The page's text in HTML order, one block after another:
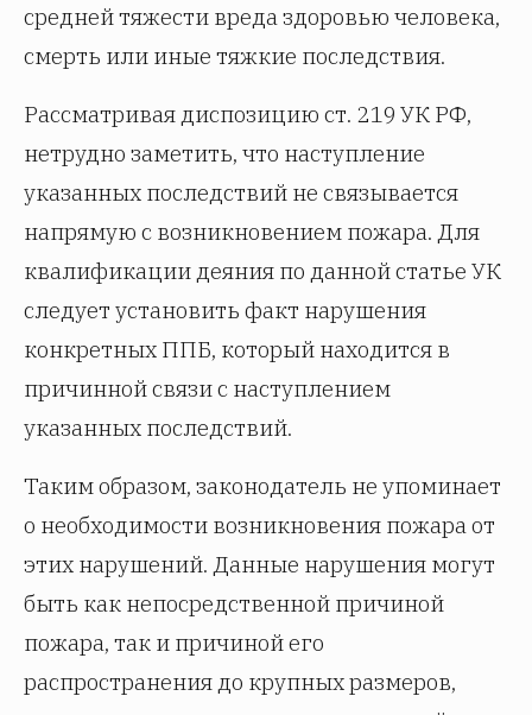
средней тяжести вреда здоровью человека,
смерть или иные тяжкие последствия.
Рассматривая диспозицию ст. 219 УК РФ,
нетрудно заметить, что наступление
указанных последствий не связывается
напрямую с возникновением пожара. Для
квалификации деяния по данной статье УК
следует установить факт нарушения
конкретных ППБ, который находится в
причинной связи с наступлением
указанных последствий.
Таким образом, законодатель не упоминает
о необходимости возникновения пожара от
этих нарушений. Данные нарушения могут
быть как непосредственной причиной
пожара, так и причиной его
распространения до крупных размеров,